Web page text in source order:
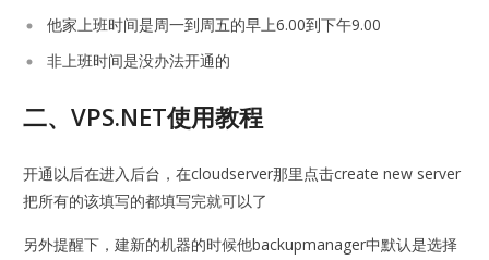
他家上班时间是周一到周五的早上6.00到下午9.00
非上班时间是没办法开通的
二、VPS.NET使用教程
开通以后在进入后台，在cloudserver那里点击create new server
把所有的该填写的都填写完就可以了
另外提醒下，建新的机器的时候他backupmanager中默认是选择